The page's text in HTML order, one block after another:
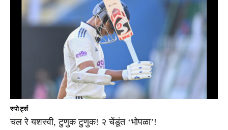
स्पोर्ट्स
चल रे यशस्वी, टुणुक टुणुक! २ चेंडूंत ‘भोपळा’!